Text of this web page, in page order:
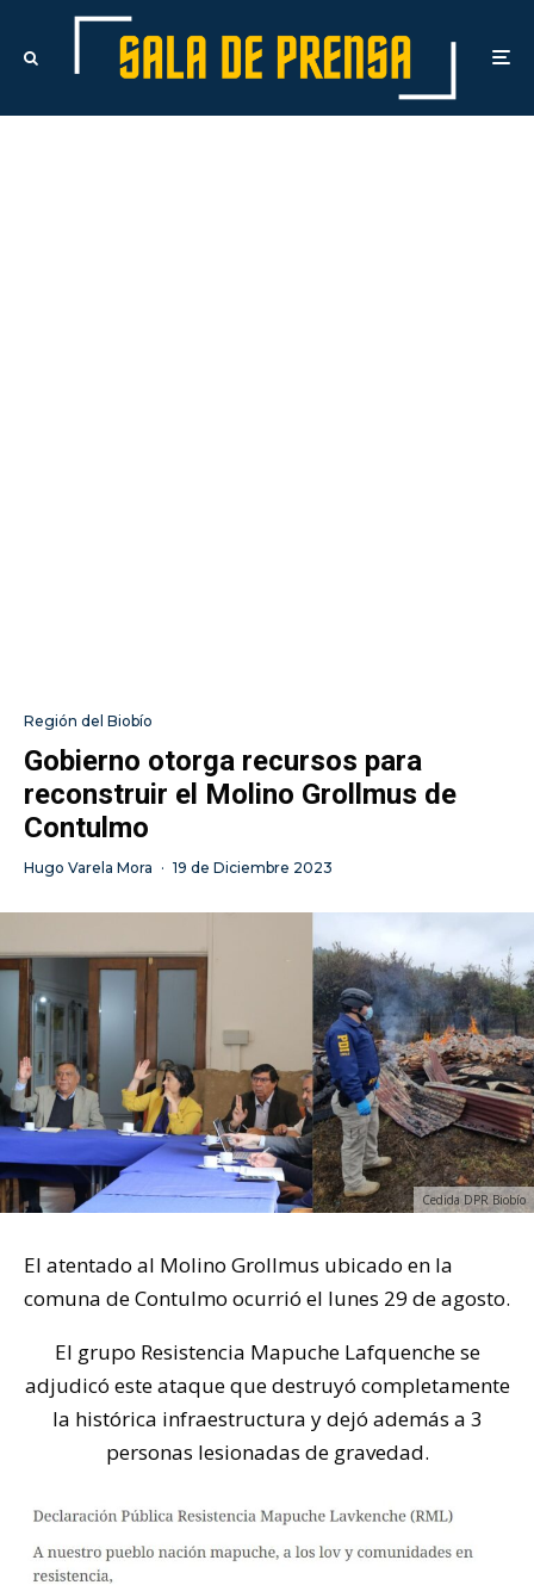
Región del Biobío
Gobierno otorga recursos para
reconstruir el Molino Grollmus de
Contulmo
Hugo Varela Mora · 19 de Diciembre 2023
Cedida DPR Biobío
El atentado al Molino Grollmus ubicado en la
comuna de Contulmo ocurrió el lunes 29 de agosto.
El grupo Resistencia Mapuche Lafquenche se
adjudicó este ataque que destruyó completamente
la histórica infraestructura y dejó además a 3
personas lesionadas de gravedad.